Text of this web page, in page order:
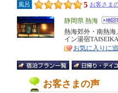
風呂 5 お客さま
エ
リ
ア
静岡県 熱海
特
徴
熱海郊外・南熱
イン湯宿
お気に入りに
お客さまの声